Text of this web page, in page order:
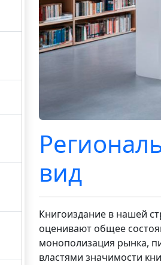
вид
Книгоиздание в нашей
оценивают общее
монополизация рынка,
властями значимости